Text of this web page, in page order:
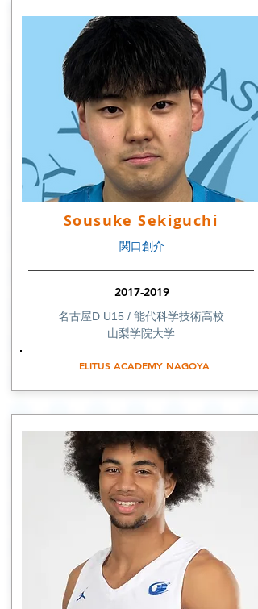
Sousuke Sekiguchi
関口創介
2017-2019
名古屋D U15 / 能代科学技術高校
山梨学院大学
ELITUS ACADEMY NAGOYA